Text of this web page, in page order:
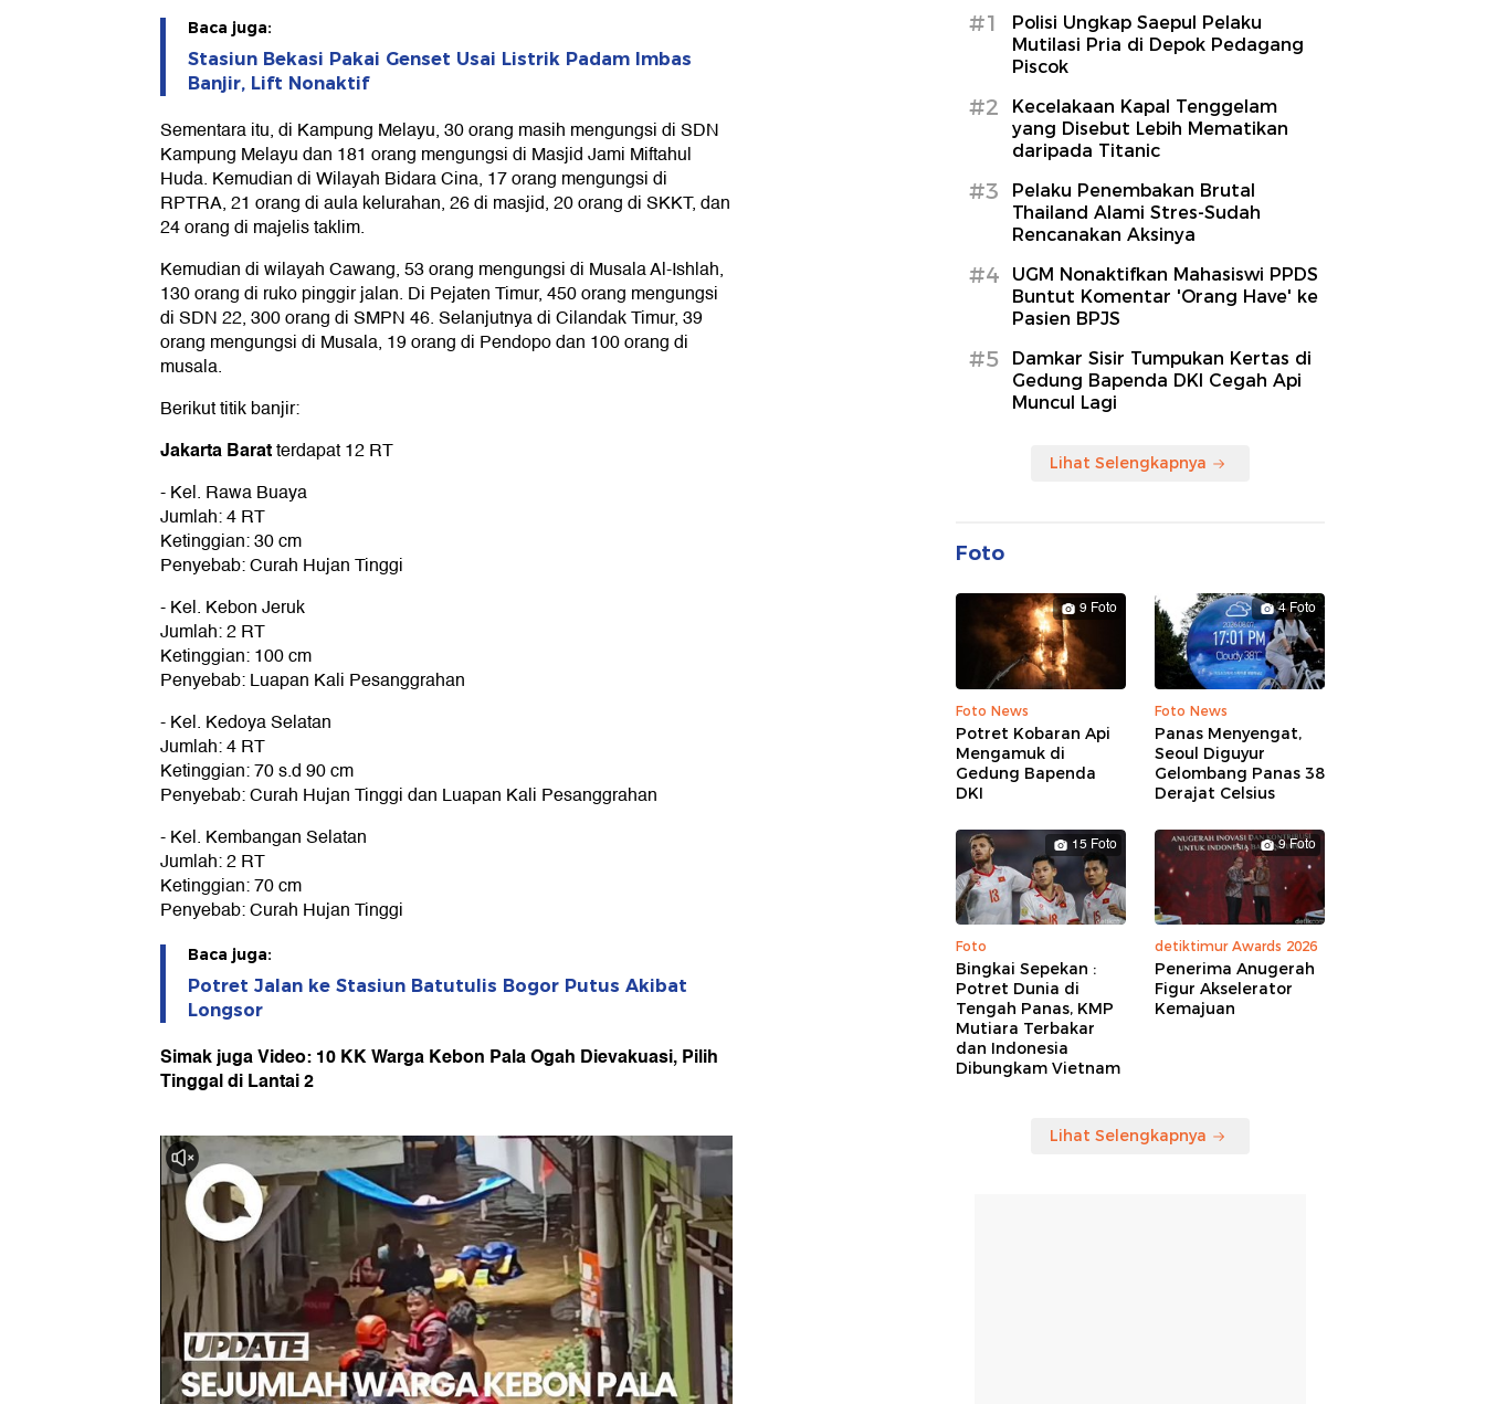
Baca juga:
Stasiun Bekasi Pakai Genset Usai Listrik Padam Imbas
Banjir, Lift Nonaktif
Sementara itu, di Kampung Melayu, 30 orang masih mengungsi di SDN
Kampung Melayu dan 181 orang mengungsi di Masjid Jami Miftahul
Huda. Kemudian di Wilayah Bidara Cina, 17 orang mengungsi di
RPTRA, 21 orang di aula kelurahan, 26 di masjid, 20 orang di SKKT, dan
24 orang di majelis taklim.
Kemudian di wilayah Cawang, 53 orang mengungsi di Musala Al-Ishlah,
130 orang di ruko pinggir jalan. Di Pejaten Timur, 450 orang mengungsi
di SDN 22, 300 orang di SMPN 46. Selanjutnya di Cilandak Timur, 39
orang mengungsi di Musala, 19 orang di Pendopo dan 100 orang di
musala.
Berikut titik banjir:
Jakarta Baratterdapat 12 RT
- Kel. Rawa Buaya
Jumlah: 4 RT
Ketinggian: 30 cm
Penyebab: Curah Hujan Tinggi
- Kel. Kebon Jeruk
Jumlah: 2 RT
Ketinggian: 100 cm
Penyebab: Luapan Kali Pesanggrahan
- Kel. Kedoya Selatan
Jumlah: 4 RT
Ketinggian: 70 s.d 90 cm
Penyebab: Curah Hujan Tinggi dan Luapan Kali Pesanggrahan
- Kel. Kembangan Selatan
Jumlah: 2 RT
Ketinggian: 70 cm
Penyebab: Curah Hujan Tinggi
Baca juga:
Potret Jalan ke Stasiun Batutulis Bogor Putus Akibat
Longsor
Simak juga Video: 10 KK Warga Kebon Pala Ogah Dievakuasi, Pilih
Tinggal di Lantai 2
#1
Polisi Ungkap Saepul Pelaku
Mutilasi Pria di Depok Pedagang
Piscok
#2
Kecelakaan Kapal Tenggelam
yang Disebut Lebih Mematikan
daripada Titanic
#3
Pelaku Penembakan Brutal
Thailand Alami Stres-Sudah
Rencanakan Aksinya
#4
UGM Nonaktifkan Mahasiswi PPDS
Buntut Komentar 'Orang Have' ke
Pasien BPJS
#5
Damkar Sisir Tumpukan Kertas di
Gedung Bapenda DKI Cegah Api
Muncul Lagi
Lihat Selengkapnya
Foto
9 Foto
Foto News
Potret Kobaran Api
Mengamuk di
Gedung Bapenda
DKI
4 Foto
Foto News
Panas Menyengat,
Seoul Diguyur
Gelombang Panas 38
Derajat Celsius
15 Foto
Foto
Bingkai Sepekan :
Potret Dunia di
Tengah Panas, KMP
Mutiara Terbakar
dan Indonesia
Dibungkam Vietnam
9 Foto
detiktimur Awards 2026
Penerima Anugerah
Figur Akselerator
Kemajuan
Lihat Selengkapnya